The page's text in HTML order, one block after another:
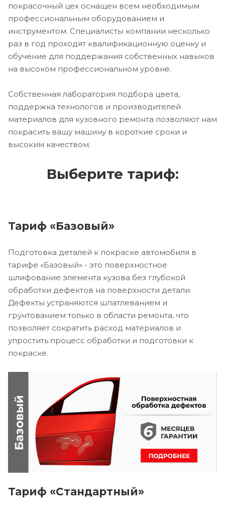
покрасочный цех оснащен всем необходимым
профессиональным оборудованием и
инструментом. Специалисты компании несколько
раз в год проходят квалификационную оценку и
обучение для поддержания собственных навыков
на высоком профессиональном уровне.
Собственная лаборатория подбора цвета,
поддержка технологов и производителей
материалов для кузовного ремонта позволяют нам
покрасить вашу машину в короткие сроки и
высоким качеством.
Выберите тариф:
Тариф «Базовый»
Подготовка деталей к покраске автомобиля в
тарифе «Базовый» - это поверхностное
шлифование элемента кузова без глубокой
обработки дефектов на поверхности детали.
Дефекты устраняются шпатлеванием и
грунтованием только в области ремонта, что
позволяет сократить расход материалов и
упростить процесс обработки и подготовки к
покраске.
Тариф «Стандартный»